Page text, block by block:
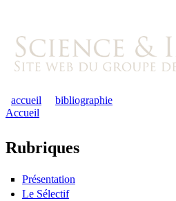
accueil
bibliographie
Accueil
Rubriques
Présentation
Le Sélectif